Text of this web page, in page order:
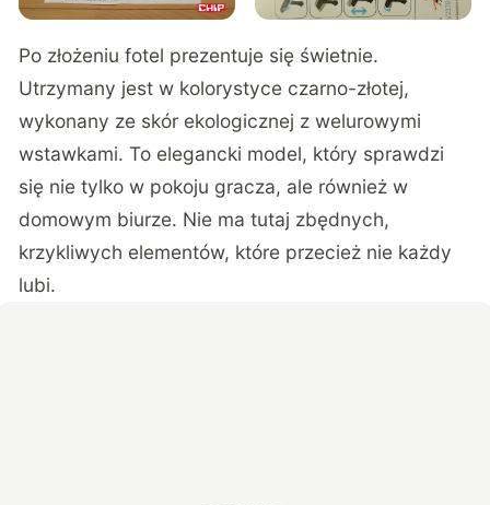
Po złożeniu fotel prezentuje się świetnie.
Utrzymany jest w kolorystyce czarno-złotej,
wykonany ze skór ekologicznej z welurowymi
wstawkami. To elegancki model, który sprawdzi
się nie tylko w pokoju gracza, ale również w
domowym biurze. Nie ma tutaj zbędnych,
krzykliwych elementów, które przecież nie każdy
lubi.